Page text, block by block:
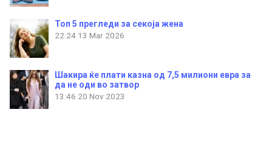
Топ 5 прегледи за секоја жена
22:24 13 Mar 2026
Шакира ќе плати казна од 7,5 милиони евра за
да не оди во затвор
13:46 20 Nov 2023